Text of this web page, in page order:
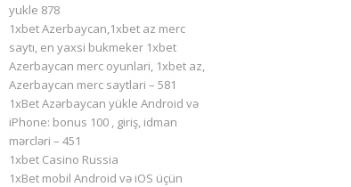
yukle 878
1xbet Azerbaycan,1xbet az merc
saytı, en yaxsi bukmeker 1xbet
Azerbaycan merc oyunlari, 1xbet az,
Azerbaycan merc saytlari – 581
1xBet Azərbaycan yükle Android və
iPhone: bonus 100 , giriş, idman
mərcləri – 451
1xbet Casino Russia
1xBet mobil Android və iOS üçün